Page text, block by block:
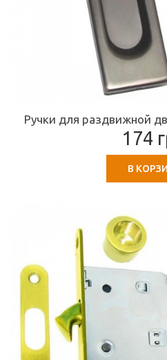
Ручки для раздвижной
174
В